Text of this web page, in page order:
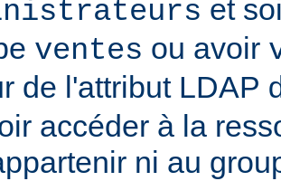
et
ventes ou avoir
de l'attribut LDAP
accéder à la
ni au